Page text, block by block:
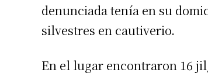
denunciada tenía en su
silvestres en cautiverio.
En el lugar encontraron 16